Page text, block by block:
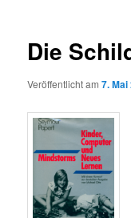
Die
Veröffentlicht am7. Mai